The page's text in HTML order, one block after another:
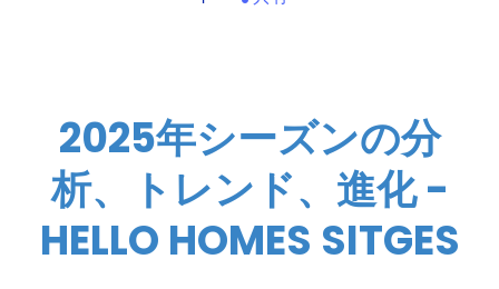
2025年シーズンの分
析、トレンド、進化 -
HELLO HOMES SITGES